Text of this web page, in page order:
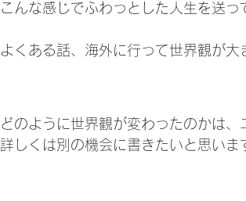
こんな感じでふわっとした人生を送っ
よくある話、海外に行って世界観が大
どのように世界観が変わったのかは、
詳しくは別の機会に書きたいと思いま